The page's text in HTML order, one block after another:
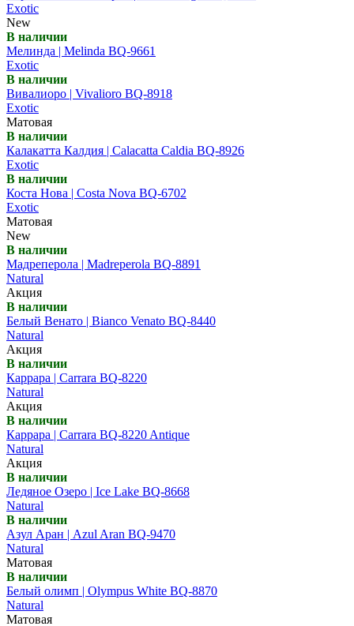
Exotic
New
В наличии
Мелинда | Melinda BQ-9661
Exotic
В наличии
Вивалиоро | Vivalioro BQ-8918
Exotic
Матовая
В наличии
Калакатта Калдия | Calacatta Caldia BQ-8926
Exotic
В наличии
Коста Нова | Costa Nova BQ-6702
Exotic
Матовая
New
В наличии
Мадреперола | Madreperola BQ-8891
Natural
Акция
В наличии
Белый Венато | Bianco Venato BQ-8440
Natural
Акция
В наличии
Каррара | Carrara BQ-8220
Natural
Акция
В наличии
Каррара | Carrara BQ-8220 Antique
Natural
Акция
В наличии
Ледяное Озеро | Ice Lake BQ-8668
Natural
В наличии
Азул Аран | Azul Aran BQ-9470
Natural
Матовая
В наличии
Белый олимп | Olympus White BQ-8870
Natural
Матовая